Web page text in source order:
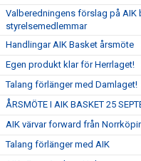
Valberedningens förslag på AIK
styrelsemedlemmar
Handlingar AIK Basket årsmöte
Egen produkt klar för Herrlaget!
Talang förlänger med Damlaget!
ÅRSMÖTE I AIK BASKET 25
AIK värvar forward från
Talang förlänger med AIK